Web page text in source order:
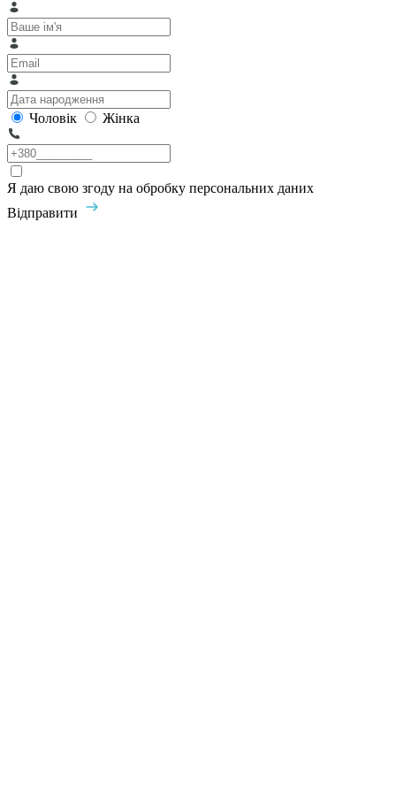
Чоловік Жінка
Я даю свою згоду на обробку персональних даних
Відправити